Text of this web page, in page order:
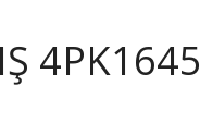
4PK1645